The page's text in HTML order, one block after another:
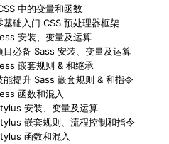
中的变量和函数
基础入门 CSS 预处理器框架
安装、变量及运算
目必备 Sass 安装、变量及运算
嵌套规则 & 和继承
能提升 Sass 嵌套规则 & 和指令
函数和混入
安装、变量及运算
嵌套规则、流程控制和指令
函数和混入